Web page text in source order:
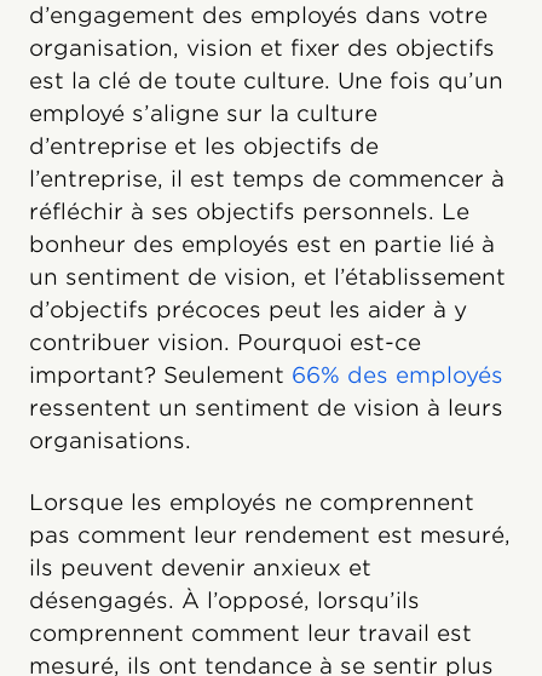
d’engagement des employés dans votre
organisation, vision et fixer des objectifs
est la clé de toute culture. Une fois qu’un
employé s’aligne sur la culture
d’entreprise et les objectifs de
l’entreprise, il est temps de commencer à
réfléchir à ses objectifs personnels. Le
bonheur des employés est en partie lié à
un sentiment de vision, et l’établissement
d’objectifs précoces peut les aider à y
contribuer vision. Pourquoi est-ce
important? Seulement 66% des employés
ressentent un sentiment de vision à leurs
organisations.
Lorsque les employés ne comprennent
pas comment leur rendement est mesuré,
ils peuvent devenir anxieux et
désengagés. À l’opposé, lorsqu’ils
comprennent comment leur travail est
mesuré, ils ont tendance à se sentir plus